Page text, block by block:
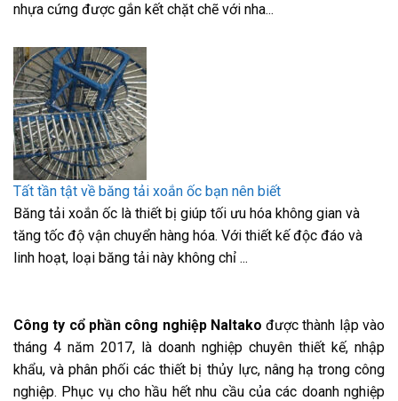
nhựa cứng được gắn kết chặt chẽ với nha...
Tất tần tật về băng tải xoắn ốc bạn nên biết
Băng tải xoắn ốc là thiết bị giúp tối ưu hóa không gian và
tăng tốc độ vận chuyển hàng hóa. Với thiết kế độc đáo và
linh hoạt, loại băng tải này không chỉ ...
Công ty cổ phần công nghiệp Naltako được thành lập vào
tháng 4 năm 2017, là doanh nghiệp chuyên thiết kế, nhập
khẩu, và phân phối các thiết bị thủy lực, nâng hạ trong công
nghiệp. Phục vụ cho hầu hết nhu cầu của các doanh nghiệp